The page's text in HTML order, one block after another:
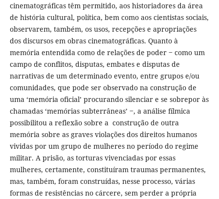
cinematográficas têm permitido, aos historiadores da área
de história cultural, política, bem como aos cientistas sociais,
observarem, também, os usos, recepções e apropriações
dos discursos em obras cinematográficas. Quanto à
memória entendida como de relações de poder ‒ como um
campo de conflitos, disputas, embates e disputas de
narrativas de um determinado evento, entre grupos e/ou
comunidades, que pode ser observado na construção de
uma ‘memória oficial’ procurando silenciar e se sobrepor às
chamadas ‘memórias subterrâneas’ ‒, a análise fílmica
possibilitou a reflexão sobre a construção de outra
memória sobre as graves violações dos direitos humanos
vividas por um grupo de mulheres no período do regime
militar. A prisão, as torturas vivenciadas por essas
mulheres, certamente, constituíram traumas permanentes,
mas, também, foram construídas, nesse processo, várias
formas de resistências no cárcere, sem perder a própria